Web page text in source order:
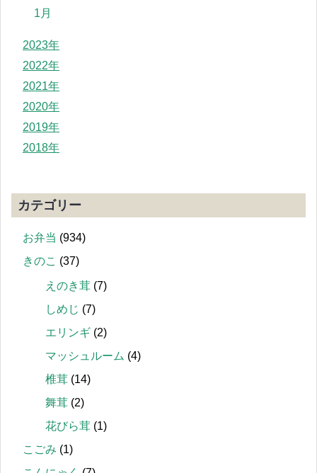
1月
2023年
2022年
2021年
2020年
2019年
2018年
カテゴリー
お弁当 (934)
きのこ (37)
えのき茸 (7)
しめじ (7)
エリンギ (2)
マッシュルーム (4)
椎茸 (14)
舞茸 (2)
花びら茸 (1)
こごみ (1)